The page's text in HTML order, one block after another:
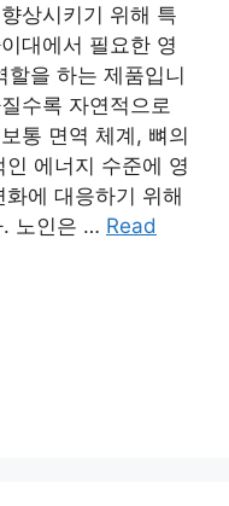
상시키기 위해 특
대에서 필요한 영
할을 하는 제품입니
수록 자연적으로
통 면역 체계, 뼈의
에너지 수준에 영
에 대응하기 위해
. 노인은 … Read